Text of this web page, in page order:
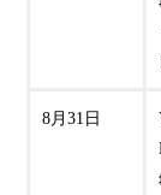
8月31日